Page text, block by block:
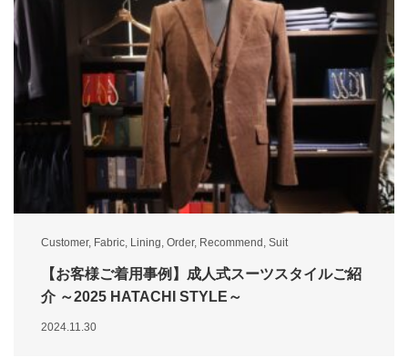
Customer, Fabric Lining Order, Recommend Suit
【お客様ご着用事例】成人式スーツスタイルご紹
介 ～2025 HATACHI STYLE～
2024.11.30